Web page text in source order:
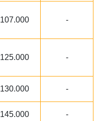
107.000 -
125.000 -
130.000 -
145.000 -